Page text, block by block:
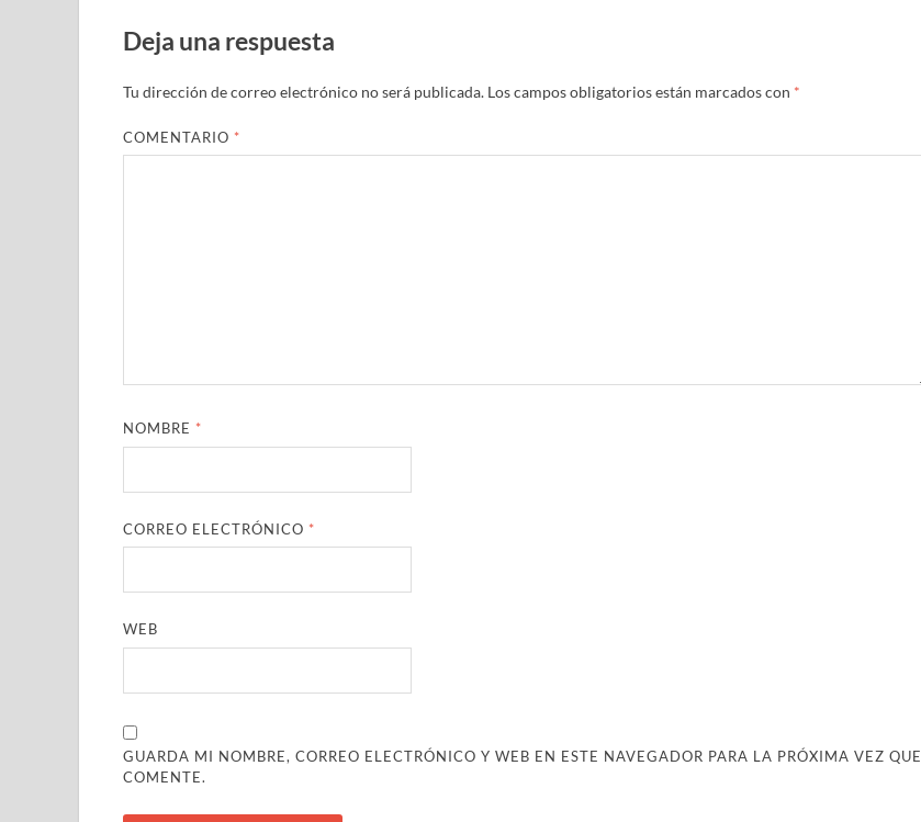
Deja una respuesta
Tu dirección de correo electrónico no será publicada. Los campos obligatorios están marcados con *
COMENTARIO *
NOMBRE *
CORREO ELECTRÓNICO *
WEB
GUARDA MI NOMBRE, CORREO ELECTRÓNICO Y WEB EN ESTE NAVEGADOR PARA LA PRÓXIMA VEZ QUE
COMENTE.